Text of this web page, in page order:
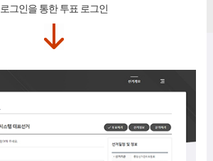
로그인을 통한 투표 로그인